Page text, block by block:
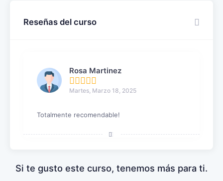
Reseñas del curso
Rosa Martinez
Martes, Marzo 18, 2025
Totalmente recomendable!
Si te gusto este curso, tenemos más para ti.